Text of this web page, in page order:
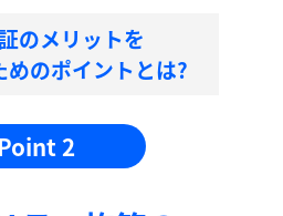
のメリットを
めのポイントとは?
2